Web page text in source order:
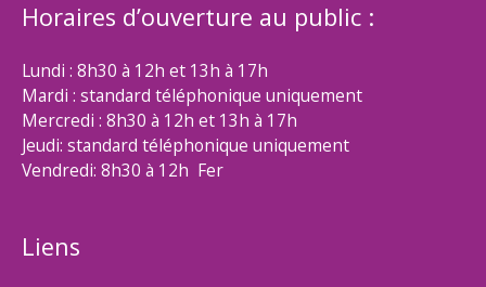
Horaires d’ouverture au public :
Lundi : 8h30 à 12h et 13h à 17h
Mardi : standard téléphonique uniquement
Mercredi : 8h30 à 12h et 13h à 17h
Jeudi: standard téléphonique uniquement
Vendredi: 8h30 à 12h Fer
Liens